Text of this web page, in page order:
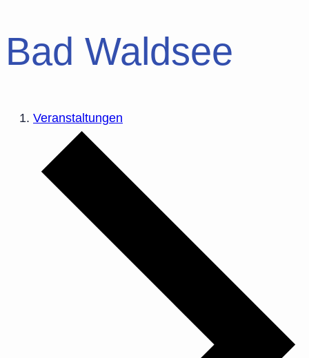
Bad Waldsee
Veranstaltungen